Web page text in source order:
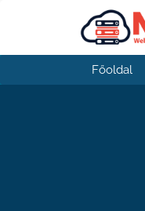
Főoldal